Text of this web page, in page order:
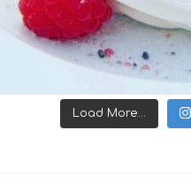
Load More...